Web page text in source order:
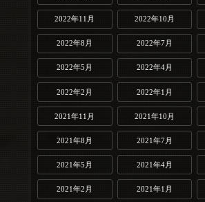
2022年11月 2022年10月
2022年8月 2022年7月
2022年5月 2022年4月
2022年2月 2022年1月
2021年11月 2021年10月
2021年8月 2021年7月
2021年5月 2021年4月
2021年2月 2021年1月